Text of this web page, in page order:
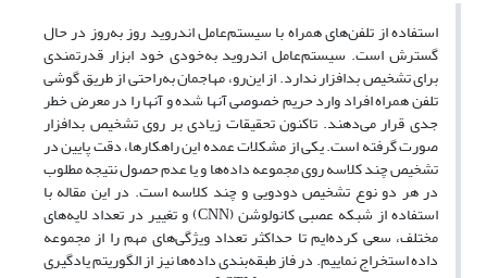
استفاده از تلفن‌های همراه با سیستم‌عامل اندروید روز به‌روز در حال
گسترش است. سیستم‌عامل اندروید به‌خودی خود ابزار قدرتمندی
برای تشخیص بدافزار ندارد. از این‌رو، مهاجمان به‌راحتی از طریق گوشی
تلفن همراه افراد وارد حریم خصوصی آنها شده و آنها را در معرض خطر
جدی قرار می‌دهند. تاکنون تحقیقات زیادی بر روی تشخیص بدافزار
صورت گرفته است. یکی از مشکلات عمده این راهکارها، دقت پایین در
تشخیص چند کلاسه روی مجموعه داده‌ها و یا عدم حصول نتیجه مطلوب
در هر دو نوع تشخیص دودویی و چند کلاسه است. در این مقاله با
استفاده از شبکه عصبی کانولوشن (CNN) و تغییر در تعداد لایه‌های
مختلف، سعی کرده‌ایم تا حداکثر تعداد ویژگی‌های مهم را از مجموعه
داده استخراج نماییم. در فاز طبقه‌بندی داده‌ها نیز از الگوریتم یادگیری